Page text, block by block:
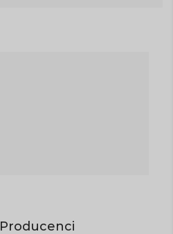
Producenci